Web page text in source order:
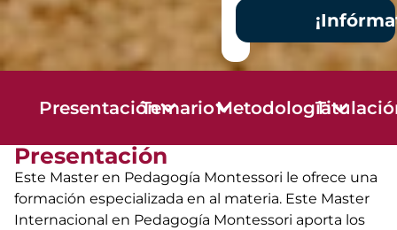
PresentaciónTemarioMetodología
Presentación
Este Master en Pedagogía Montessori le ofrece una
formación especializada en al materia. Este Master
Internacional en Pedagogía Montessori aporta los